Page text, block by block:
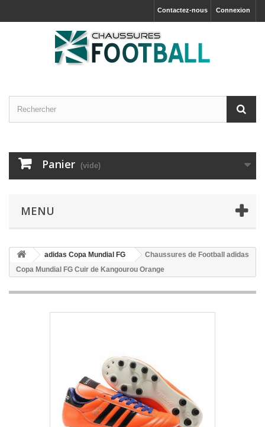
Connexion
Contactez-nous
Panier (vide)
MENU
adidas Copa Mundial FG
Chaussures de Football adidas
Copa Mundial FG Cuir de Kangourou Orange